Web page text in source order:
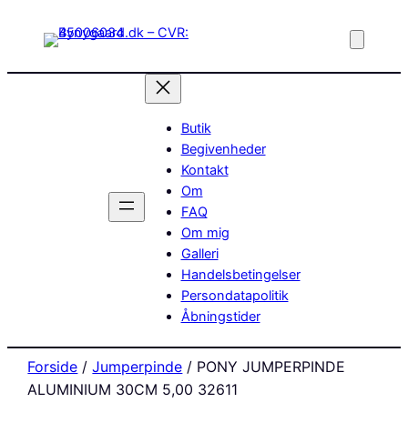
Butik
Begivenheder
Kontakt
Om
FAQ
Om mig
Galleri
Handelsbetingelser
Persondatapolitik
Åbningstider
Forside /Jumperpinde / PONY JUMPERPINDE
ALUMINIUM 30CM 5,00 32611